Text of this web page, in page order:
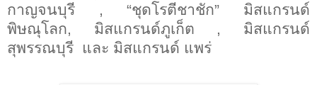
กาญจนบุรี ,“ชุดโรตีชาชัก” มิสแกรนด์
พิษณุโลก, มิสแกรนด์ภูเก็ต , มิสแกรนด์
สุพรรณบุรี และ มิสแกรนด์ แพร่